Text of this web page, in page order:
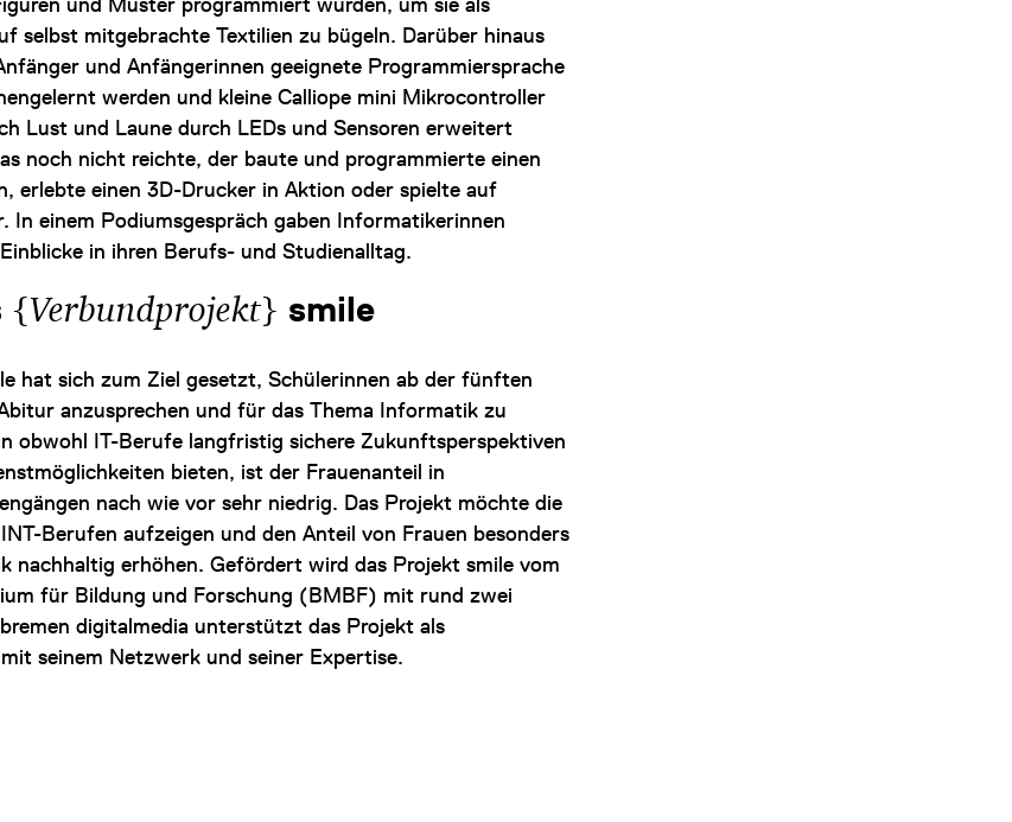
selbst mitgebrachte Textilien zu bügeln. Darüber hinaus
und Anfängerinnen geeignete Programmiersprache
werden und kleine Calliope mini Mikrocontroller
Lust und Laune durch LEDs und Sensoren erweitert
noch nicht reichte, der baute und programmierte einen
erlebte einen 3D-Drucker in Aktion oder spielte auf
In einem Podiumsgespräch gaben Informatikerinnen
in ihren Berufs- und Studienalltag.
{Verbundprojekt} smile
hat sich zum Ziel gesetzt, Schülerinnen ab der fünften
anzusprechen und für das Thema Informatik zu
obwohl IT-Berufe langfristig sichere Zukunftsperspektiven
bieten, ist der Frauenanteil in
nach wie vor sehr niedrig. Das Projekt möchte die
Berufen aufzeigen und den Anteil von Frauen besonders
nachhaltig erhöhen. Gefördert wird das Projekt smile vom
für Bildung und Forschung (BMBF) mit rund zwei
digitalmedia unterstützt das Projekt als
seinem Netzwerk und seiner Expertise.